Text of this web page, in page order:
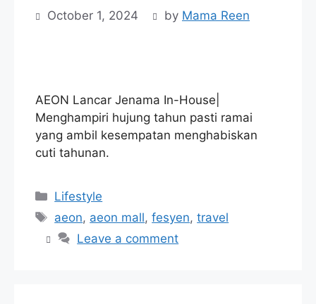
October 1, 2024 by Mama Reen
AEON Lancar Jenama In-House|
Menghampiri hujung tahun pasti ramai
yang ambil kesempatan menghabiskan
cuti tahunan.
Categories
Lifestyle
Tags
aeon, aeon mall,fesyen,travel
Leave a comment